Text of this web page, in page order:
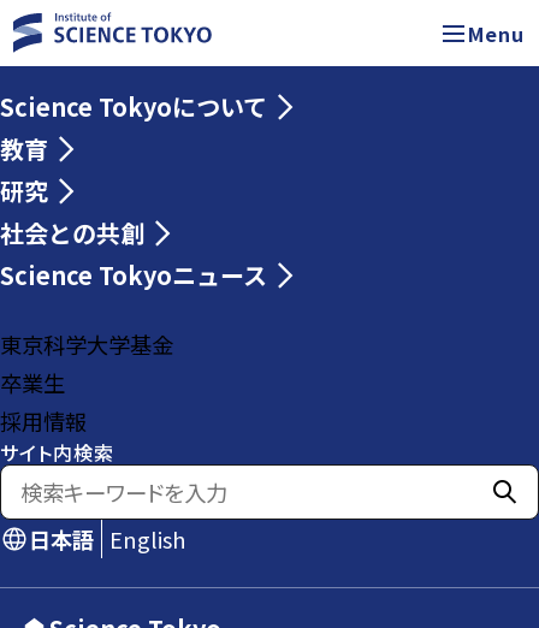
Menu
Science Tokyoについて
教育
研究
社会との共創
Science Tokyoニュース
東京科学大学基金
卒業生
採用情報
サイト内検索
日本語 English